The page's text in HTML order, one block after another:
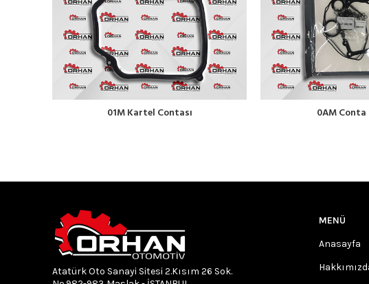
01M Kartel Contası 0AM Conta
Atatürk Oto Sanayi Sitesi 2.Kısım 26 Sok.
MENÜ
Anasayfa